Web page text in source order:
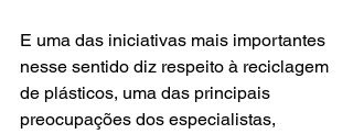
E uma das iniciativas mais importantes
nesse sentido diz respeito à reciclagem
de plásticos, uma das principais
preocupações dos especialistas,